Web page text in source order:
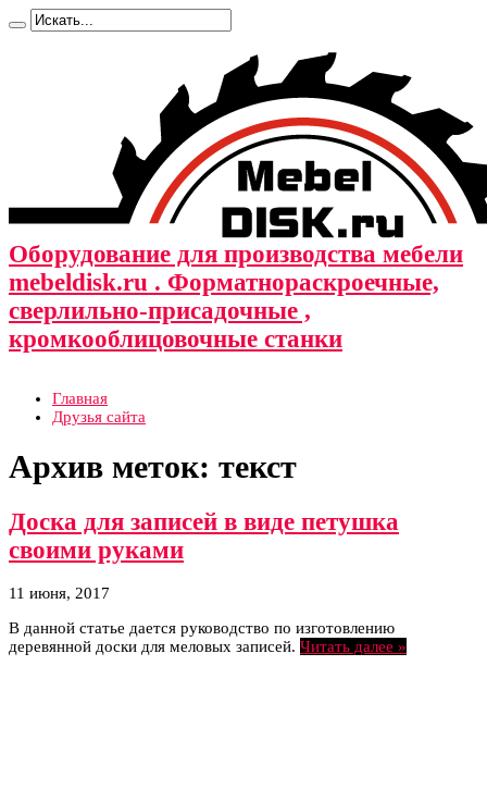
Оборудование для производства мебели
mebeldisk.ru . Форматнораскроечные,
сверлильно-присадочные ,
кромкооблицовочные станки
Главная
Друзья сайта
Архив меток: текст
Доска для записей в виде петушка
своими руками
11 июня, 2017
В данной статье дается руководство по изготовлению
деревянной доски для меловых записей. Читать далее »